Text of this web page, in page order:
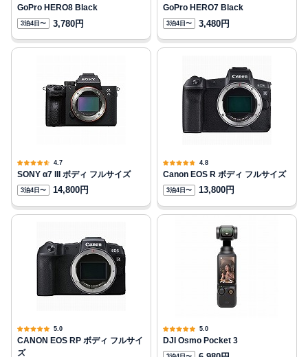
GoPro HERO8 Black
3泊4日〜 3,780円
GoPro HERO7 Black
3泊4日〜 3,480円
4.7
SONY α7 III ボディ フルサイズ
3泊4日〜 14,800円
4.8
Canon EOS R ボディ フルサイズ
3泊4日〜 13,800円
5.0
CANON EOS RP ボディ フルサイ
ズ
5.0
DJI Osmo Pocket 3